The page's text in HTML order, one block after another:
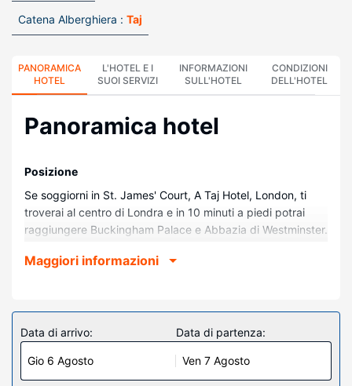
Catena Alberghiera : Taj
PANORAMICA
HOTEL
L'HOTEL E I
SUOI SERVIZI
INFORMAZIONI
SULL'HOTEL
CONDIZIONI
DELL'HOTEL
Panoramica hotel
Posizione
Se soggiorni in St. James' Court, A Taj Hotel, London, ti
troverai al centro di Londra e in 10 minuti a piedi potrai
raggiungere Buckingham Palace e Abbazia di Westminster.
Trafalgar Square.
Rilassati in una delle 329 camere della struttura, complete
di aria condizionata e TV LCD. Il Wi-Fi gratuito ti consente
di restare in contatto con il mondo, mentre la TV con canali
via satellite è l'ideale per concedersi un po' di svago. Il
bagno in camera dispone di vasca o doccia, set di cortesia
Maggiori informazioni
Data di arrivo:
Gio 6 Agosto
Data di partenza:
Ven 7 Agosto